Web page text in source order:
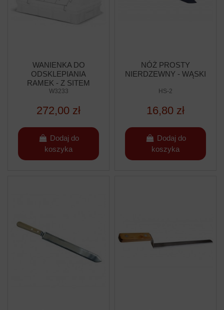
WANIENKA DO
ODSKLEPIANIA
RAMEK - Z SITEM
PLASTIKOWYM - WYS.
W3233
272,00 zł
Dodaj do
koszyka
NÓŻ PROSTY
NIERDZEWNY - WĄSKI
HS-2
16,80 zł
Dodaj do
koszyka